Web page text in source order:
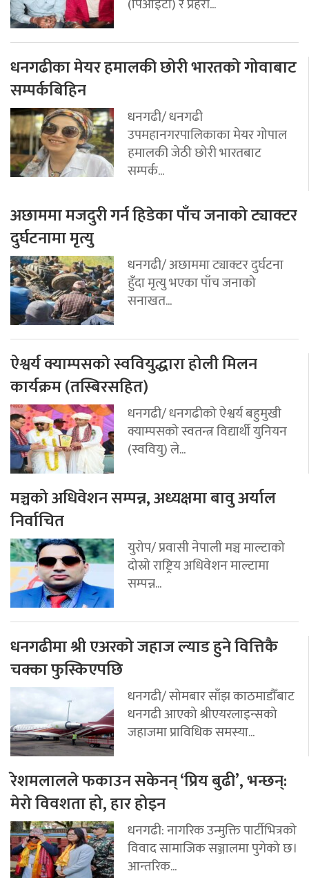
धनगढीका मेयर हमालकी छोरी भारतको गोवाबाट
सम्पर्कबिहिन
धनगढी/ धनगढी
उपमहानगरपालिकाका मेयर गोपाल
हमालकी जेठी छोरी भारतबाट
सम्पर्क...
अछाममा मजदुरी गर्न हिडेका पाँच जनाको ट्याक्टर
दुर्घटनामा मृत्यु
धनगढी/ अछाममा ट्याक्टर दुर्घटना
हुँदा मृत्यु भएका पाँच जनाको
सनाखत...
ऐश्वर्य क्याम्पसको स्ववियुद्धारा होली मिलन
कार्यक्रम (तस्बिरसहित)
धनगढी/ धनगढीको ऐश्वर्य बहुमुखी
क्याम्पसको स्वतन्त्र विद्यार्थी युनियन
(स्ववियु) ले...
मञ्चको अधिवेशन सम्पन्न, अध्यक्षमा बावु अर्याल
निर्वाचित
युरोप/ प्रवासी नेपाली मञ्च माल्टाको
दोस्रो राष्ट्रिय अधिवेशन माल्टामा
सम्पन्न...
धनगढीमा श्री एअरको जहाज ल्याड हुने वित्तिकै
चक्का फुस्किएपछि
धनगढी/ सोमबार साँझ काठमाडौँबाट
धनगढी आएको श्रीएयरलाइन्सको
जहाजमा प्राविधिक समस्या...
रेशमलालले फकाउन सकेनन् ‘प्रिय बुढी’, भन्छन्:
मेरो विवशता हो, हार होइन
धनगढी: नागरिक उन्मुक्ति पार्टीभित्रको
विवाद सामाजिक सञ्जालमा पुगेको छ।
आन्तरिक...